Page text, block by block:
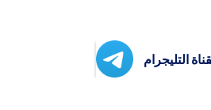
التليجرام